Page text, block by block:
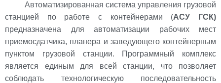
Автоматизированная система управления грузовой
станцией по работе с контейнерами (АСУ ГСК)
предназначена для автоматизации рабочих мест
приемосдатчика, планера и заведующего контейнерным
пунктом грузовой станции. Программный комплекс
является единым для всей станции, что позволяет
соблюдать технологическую последовательность